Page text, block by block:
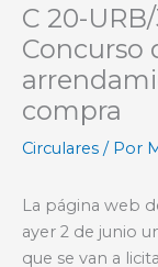
C 20-
Concurso
compra
Circulares / Por
La página web
ayer 2 de junio
que se van a